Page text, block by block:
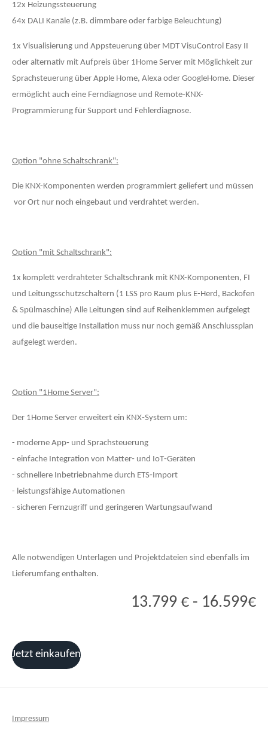
12x Heizungssteuerung
64x DALI Kanäle (z.B. dimmbare oder farbige Beleuchtung)
1x Visualisierung und Appsteuerung über MDT VisuControl Easy II
oder alternativ mit Aufpreis über 1Home Server mit Möglichkeit zur
Sprachsteuerung über Apple Home, Alexa oder GoogleHome. Dieser
ermöglicht auch eine Ferndiagnose und Remote-KNX-
Programmierung für Support und Fehlerdiagnose.
Option "ohne Schaltschrank":
Die KNX-Komponenten werden programmiert geliefert und müssen
vor Ort nur noch eingebaut und verdrahtet werden.
Option "mit Schaltschrank":
1x komplett verdrahteter Schaltschrank mit KNX-Komponenten, FI
und Leitungsschutzschaltern (1 LSS pro Raum plus E-Herd, Backofen
& Spülmaschine) Alle Leitungen sind auf Reihenklemmen aufgelegt
und die bauseitige Installation muss nur noch gemäß Anschlussplan
aufgelegt werden.
Option "1Home Server":
Der 1Home Server erweitert ein KNX‑System um:
- moderne App‑ und Sprachsteuerung
- einfache Integration von Matter‑ und IoT‑Geräten
- schnellere Inbetriebnahme durch ETS‑Import
- leistungsfähige Automationen
- sicheren Fernzugriff und geringeren Wartungsaufwand
Alle notwendigen Unterlagen und Projektdateien sind ebenfalls im
Lieferumfang enthalten.
13.799 € - 16.599€
Jetzt einkaufen
Impressum